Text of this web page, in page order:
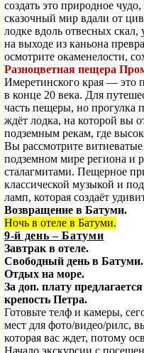
создать это природное
сказочный мир вдали от
лодке вдоль отвесных скал,
на выходе из каньона
осмотрите окаменелости,
Разноцветная пещера
Имеретинского края — это
в конце 20 века. Для
часть пещеры, но прогулка
ждёт лодка, на которой вы
подземным рекам, где
Вы рассмотрите
подземном мире региона и
сталагмитами. Пещерное
классической музыкой и
ламп, которая создаёт
Возвращение в Батуми.
Ночь в отеле в Батуми.
9-й день – Батуми
Завтрак в отеле.
Свободный день в Батуми.
Отдых на море.
За доп. плату
крепость Петра.
Готовьте телф и камеры,
мест для фото/видео/рилс,
которая вас ждет, потому
Начало экскурсии с